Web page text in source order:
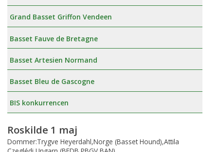
Grand Basset Griffon Vendeen
Basset Fauve de Bretagne
Basset Artesien Normand
Basset Bleu de Gascogne
BIS konkurrencen
Roskilde 1 maj
Dommer:Trygve Heyerdahl,Norge (Basset Hound),Attila